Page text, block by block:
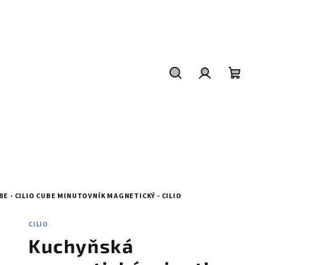
- CILIO CUBE MINUTOVNÍK MAGNETICKÝ - CILIO
CILIO
Kuchyňská